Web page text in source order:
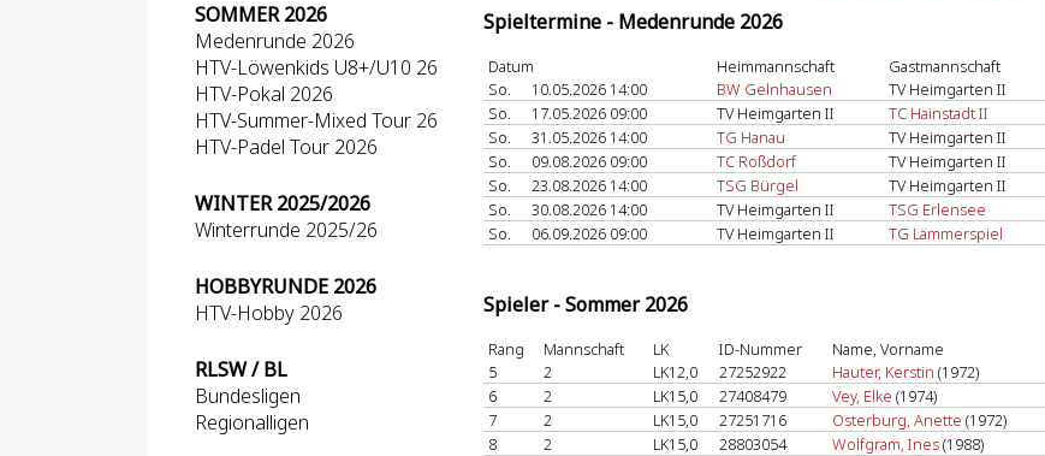
SOMMER 2026
Medenrunde 2026
HTV-Löwenkids U8+/U10 26
HTV-Pokal 2026
HTV-Summer-Mixed Tour 26
HTV-Padel Tour 2026
WINTER 2025/2026
Winterrunde 2025/26
HOBBYRUNDE 2026
HTV-Hobby 2026
RLSW / BL
Bundesligen
Regionalligen
Spieltermine - Medenrunde 2026
Datum Heimmannschaft Gastmannschaft
So.
10.05.2026 14:00 BW Gelnhausen TV Heimgarten II
So.
17.05.2026 09:00 TV Heimgarten II TC Hainstadt II
So.
31.05.2026 14:00 TG Hanau TV Heimgarten II
So.
09.08.2026 09:00 TC Roßdorf TV Heimgarten II
So.
23.08.2026 14:00 TSG Bürgel TV Heimgarten II
So.
30.08.2026 14:00 TV Heimgarten II TSG Erlensee
So.
06.09.2026 09:00 TV Heimgarten II TG Lämmerspiel
Spieler - Sommer 2026
Rang Mannschaft LK ID-Nummer Name, Vorname
5
2 LK12,0 27252922 Hauter, Kerstin (1972)
6
2 LK15,0 27408479 Vey, Elke (1974)
7
2 LK15,0 27251716 Osterburg, Anette (1972)
8
2 LK15,0 28803054 Wolfgram, Ines(1988)